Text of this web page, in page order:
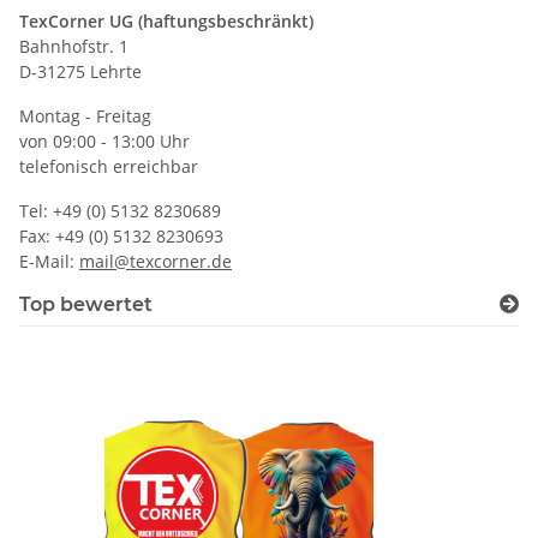
TexCorner UG (haftungsbeschränkt)
Bahnhofstr. 1
D-31275 Lehrte
Montag - Freitag
von 09:00 - 13:00 Uhr
telefonisch erreichbar
Tel: +49 (0) 5132 8230689
Fax: +49 (0) 5132 8230693
E-Mail: mail@texcorner.de
Top bewertet